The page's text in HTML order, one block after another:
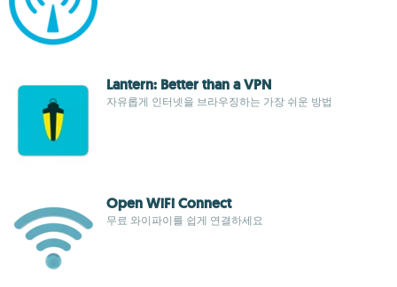
Lantern: Better than a VPN
자유롭게 인터넷을 브라우징하는 가장 쉬운 방법
Open WiFi Connect
무료 와이파이를 쉽게 연결하세요